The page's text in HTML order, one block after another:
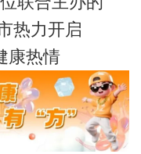
热力开启
康热情